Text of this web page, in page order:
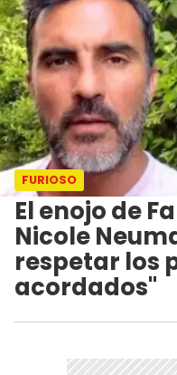
FURIOSO
El enojo de
Nicole
respetar los
acordados"